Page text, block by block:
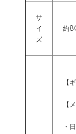
サ
イ
ズ
約
【
【
・